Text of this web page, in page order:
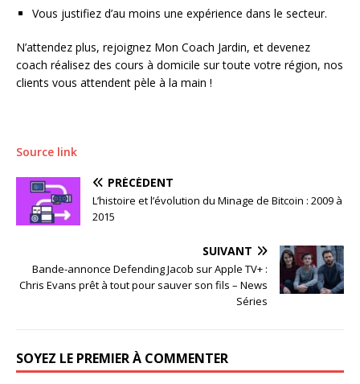
Vous justifiez d’au moins une expérience dans le secteur.
N’attendez plus, rejoignez Mon Coach Jardin, et devenez
coach réalisez des cours à domicile sur toute votre région, nos
clients vous attendent pèle à la main !
Source link
PRÉCÉDENT
L’histoire et l’évolution du Minage de Bitcoin : 2009 à
2015
SUIVANT
Bande-annonce Defending Jacob sur Apple TV+ :
Chris Evans prêt à tout pour sauver son fils – News
Séries
SOYEZ LE PREMIER À COMMENTER